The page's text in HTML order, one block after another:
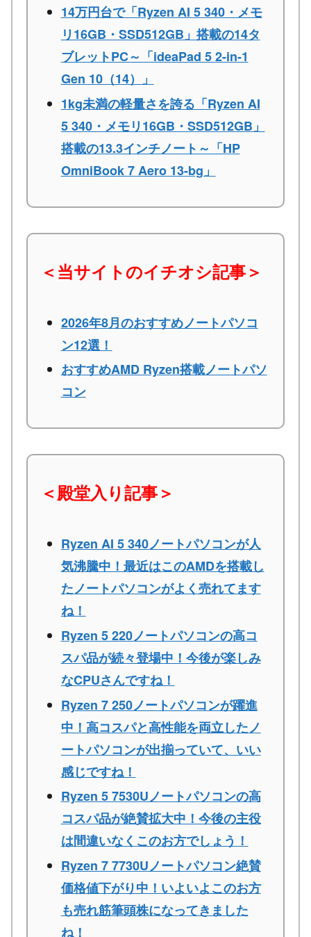
14万円台で「Ryzen AI 5 340・メモ
リ16GB・SSD512GB」搭載の14タ
ブレットPC～「ideaPad 5 2-in-1
Gen 10（14）」
1kg未満の軽量さを誇る「Ryzen AI
5 340・メモリ16GB・SSD512GB」
搭載の13.3インチノート～「HP
OmniBook 7 Aero 13-bg」
＜当サイトのイチオシ記事＞
2026年8月のおすすめノートパソコ
ン12選！
おすすめAMD Ryzen搭載ノートパソ
コン
＜殿堂入り記事＞
Ryzen AI 5 340ノートパソコンが人
気沸騰中！最近はこのAMDを搭載し
たノートパソコンがよく売れてます
ね！
Ryzen 5 220ノートパソコンの高コ
スパ品が続々登場中！今後が楽しみ
なCPUさんですね！
Ryzen 7 250ノートパソコンが躍進
中！高コスパと高性能を両立したノ
ートパソコンが出揃っていて、いい
感じですね！
Ryzen 5 7530Uノートパソコンの高
コスパ品が絶賛拡大中！今後の主役
は間違いなくこのお方でしょう！
Ryzen 7 7730Uノートパソコン絶賛
価格値下がり中！いよいよこのお方
も売れ筋筆頭株になってきました
ね！